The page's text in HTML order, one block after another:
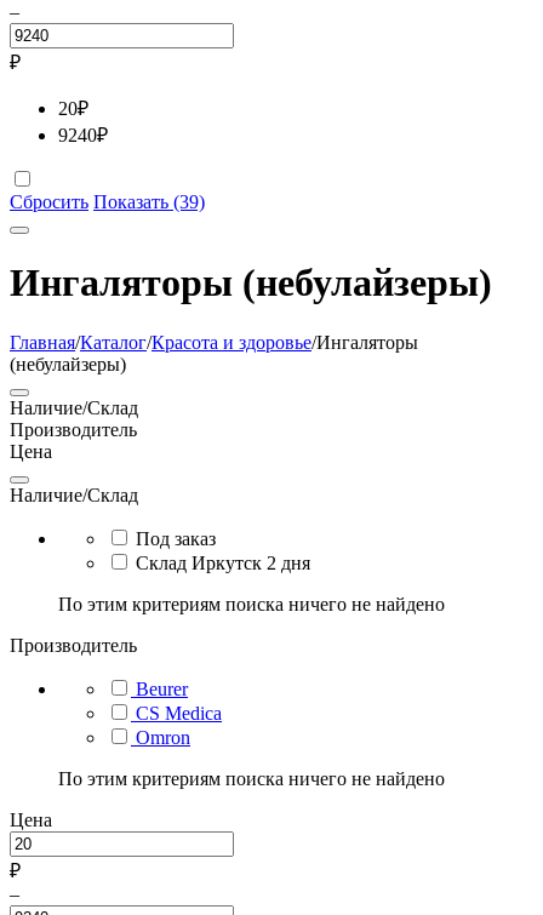
–
₽
20₽
9240₽
Сбросить Показать (39)
Ингаляторы (небулайзеры)
Главная/Каталог/Красота и здоровье/Ингаляторы
(небулайзеры)
Наличие/Склад
Производитель
Цена
Наличие/Склад
Под заказ
Склад Иркутск 2 дня
По этим критериям поиска ничего не найдено
Производитель
Beurer
CS Medica
Omron
По этим критериям поиска ничего не найдено
Цена
₽
–